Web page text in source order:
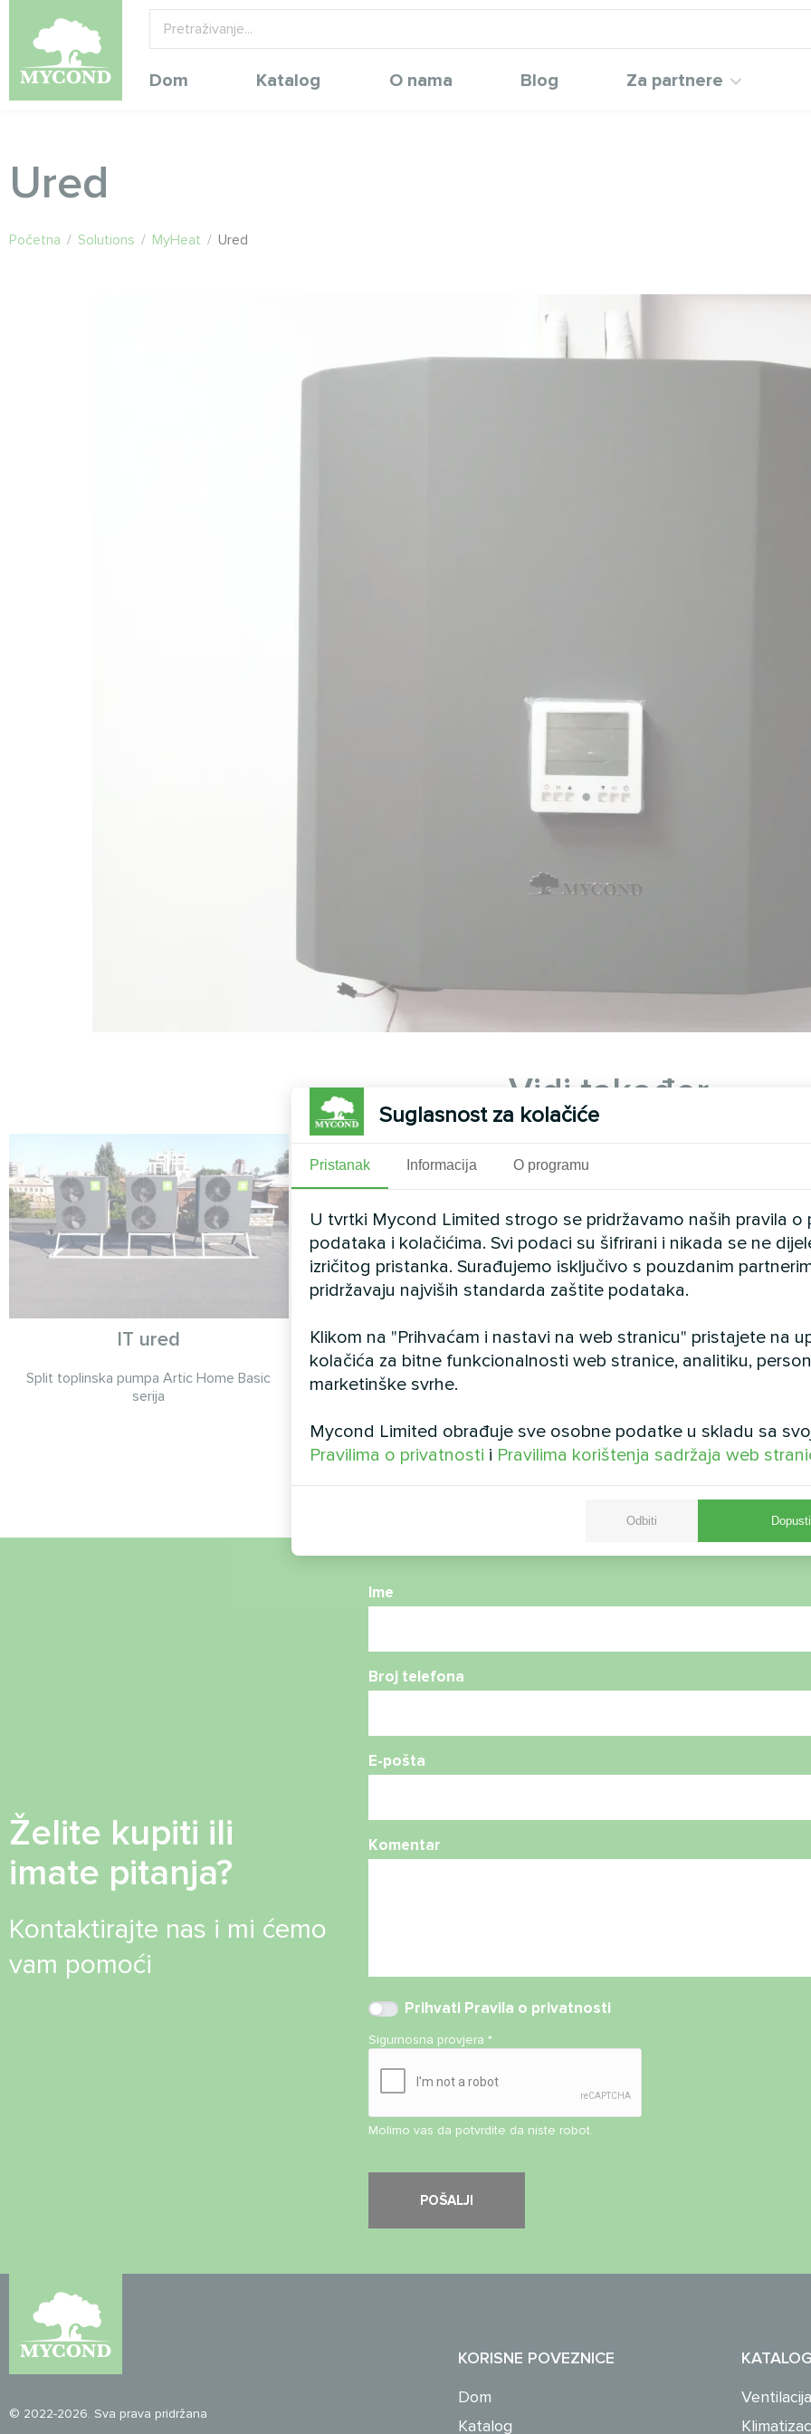
Dom Katalog O nama Blog Za partnere
Ured
Početna / Solutions / MyHeat / Ured
Vidi također
IT ured
Split toplinska pumpa Artic Home Basic
serija
Proizvodni kompleks s Mycond
modularnom toplinskom
pumpom STANDARD MCU
MyCond Modularna toplinska pumpa
STANDARD MCU osigurava stabilnu kontrolu
klime za potrebe proizvodnje
Obiteljska kuća s
pumpama Mycond
Toplinske pumpe
BeeHeat pružaju udobnost
godine
Želite kupiti ili
imate pitanja?
Kontaktirajte nas i mi ćemo
vam pomoći
Ime
Broj telefona
E-pošta
Komentar
Prihvati Pravila o privatnosti
Sigurnosna provjera*
Molimo vas da potvrdite da niste robot.
© 2022-2026. Sva prava pridržana
KORISNE POVEZNICE
Dom
Katalog
Ventilacija
Suglasnost za kolačiće
Pristanak Informacija O programu
U tvrtki Mycond Limited strogo se pridržavamo naših pravila o
podataka i kolačićima. Svi podaci su šifrirani i nikada se ne
izričitog pristanka. Surađujemo isključivo s pouzdanim
pridržavaju najviših standarda zaštite podataka.
Klikom na "Prihvaćam i nastavi na web stranicu" pristajete na
kolačića za bitne funkcionalnosti web stranice, analitiku,
marketinške svrhe.
Mycond Limited obrađuje sve osobne podatke u skladu sa
Pravilima o privatnosti i Pravilima korištenja sadržaja web
Odbiti